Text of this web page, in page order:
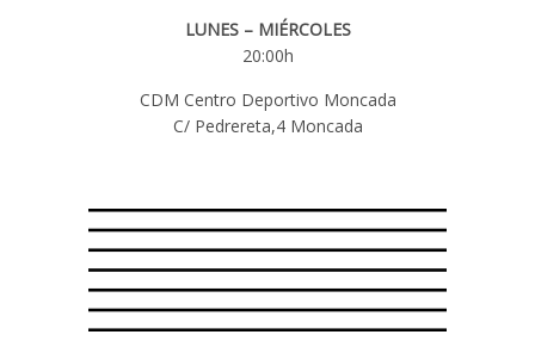
LUNES – MIÉRCOLES
20:00h
CDM Centro Deportivo Moncada
C/ Pedrereta,4 Moncada